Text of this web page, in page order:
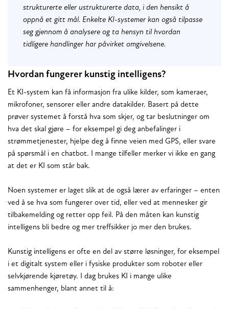
strukturerte eller ustrukturerte data, i den hensikt å
oppnå et gitt mål. Enkelte KI-systemer kan også tilpasse
seg gjennom å analysere og ta hensyn til hvordan
tidligere handlinger har påvirket omgivelsene.
Hvordan fungerer kunstig intelligens?
Et KI-system kan få informasjon fra ulike kilder, som kameraer,
mikrofoner, sensorer eller andre datakilder. Basert på dette
prøver systemet å forstå hva som skjer, og tar beslutninger om
hva det skal gjøre – for eksempel gi deg anbefalinger i
strømmetjenester, hjelpe deg å finne veien med GPS, eller svare
på spørsmål i en chatbot. I mange tilfeller merker vi ikke en gang
at det er KI som står bak.
Noen systemer er laget slik at de også lærer av erfaringer – enten
ved å se hva som fungerer over tid, eller ved at mennesker gir
tilbakemelding og retter opp feil. På den måten kan kunstig
intelligens bli bedre og mer treffsikker jo mer den brukes.
Kunstig intelligens er ofte en del av større løsninger, for eksempel
i et digitalt system eller i fysiske produkter som roboter eller
selvkjørende kjøretøy. I dag brukes KI i mange ulike
sammenhenger, blant annet til å: